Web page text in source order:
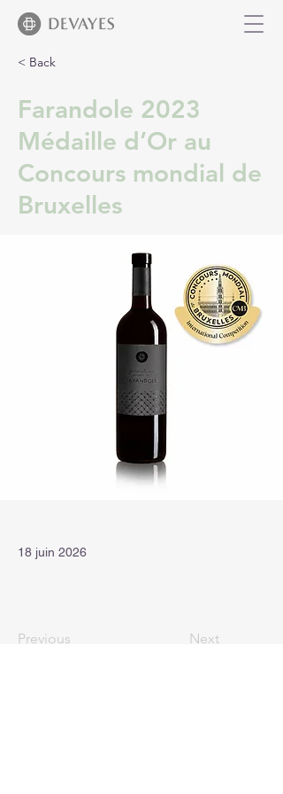
< Back
Farandole 2023
Médaille d’Or au
Concours mondial de
Bruxelles
18 juin 2026
Previous Next